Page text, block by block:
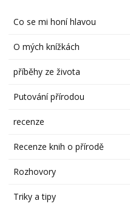
Co se mi honí hlavou
O mých knížkách
příběhy ze života
Putování přírodou
recenze
Recenze knih o přírodě
Rozhovory
Triky a tipy